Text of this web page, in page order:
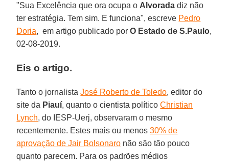
"Sua Excelência que ora ocupa o Alvorada diz não
ter estratégia. Tem sim. E funciona", escreve Pedro
Doria, em artigo publicado porO Estado de S.Paulo,
02-08-2019.
Eis o artigo.
Tanto o jornalistaJosé Roberto de Toledo, editor do
site da Piauí, quanto o cientista políticoChristian
Lynch, do IESP-Uerj, observaram o mesmo
recentemente. Estes mais ou menos30% de
aprovação de Jair Bolsonaro não são tão pouco
quanto parecem. Para os padrões médios